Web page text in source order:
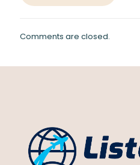
Comments are closed.